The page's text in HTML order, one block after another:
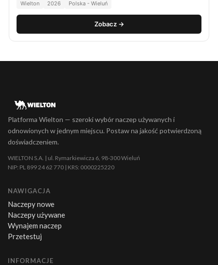
Wielton 2026 Polska - Wieluń
Zobacz →
Platforma Wielton — szeroki wybór naczep używanych i
odnowionych w jednym miejscu. Postaw na jakość potwierdzoną
doświadczeniem.
WIELTON S.A. | ul. Rymarkiewicza 6, 98-300 Wieluń
NIP: PL 899 24 62 770 | KRS: 0000225220
NAWIGACJA
Naczepy nowe
Naczepy używane
Wynajem naczep
Przetestuj
INFORMACJE